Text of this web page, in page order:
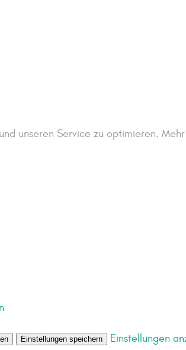
unseren Service zu optimieren.
Einstellungen speichern
Einstellungen